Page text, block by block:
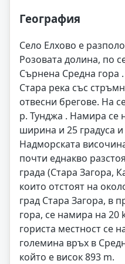
География
Село Елхово е
Розовата долина, по
Сърнена Средна гора
Стара река със
отвесни брегове. На
р. Тунджа . Намира се
ширина и 25 градуса
Надморската
почти еднакво
града (Стара Загора,
които отстоят на
град Стара Загора, в
гора, се намира на 20
гориста местност се
големина връх в
който е висок 893 m.